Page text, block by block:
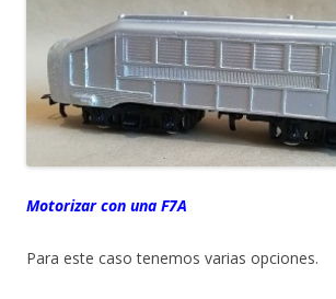
Motorizar con una F7A
Para este caso tenemos varias opciones.